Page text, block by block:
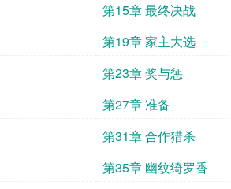
第15章 最终决战
第19章 家主大选
第23章 奖与惩
第27章 准备
第31章 合作猎杀
第35章 幽纹绮罗香